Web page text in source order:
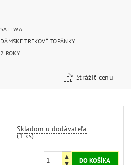
SALEWA
DÁMSKE TREKOVÉ TOPÁNKY
2 ROKY
Strážiť cenu
Skladom u dodávateľa
(1 ks)